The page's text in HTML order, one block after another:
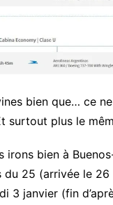
bien que… ce
surtout plus le
irons bien à
du 25 (arrivée le
3 janvier (fin